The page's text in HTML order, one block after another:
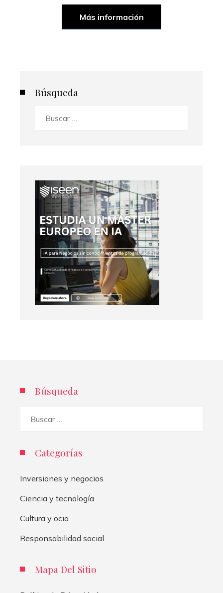
Más información
Búsqueda
Búsqueda
Categorías
Inversiones y negocios
Ciencia y tecnología
Cultura y ocio
Responsabilidad social
Mapa Del Sitio